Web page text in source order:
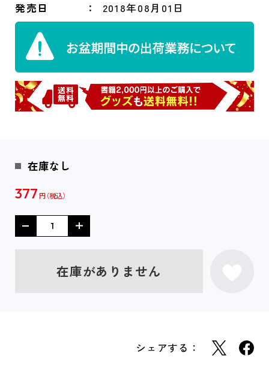
発売日 2018年08月01日
在庫なし
377 円
在庫がありません
シェアする：